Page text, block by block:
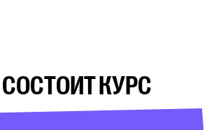
КУРС